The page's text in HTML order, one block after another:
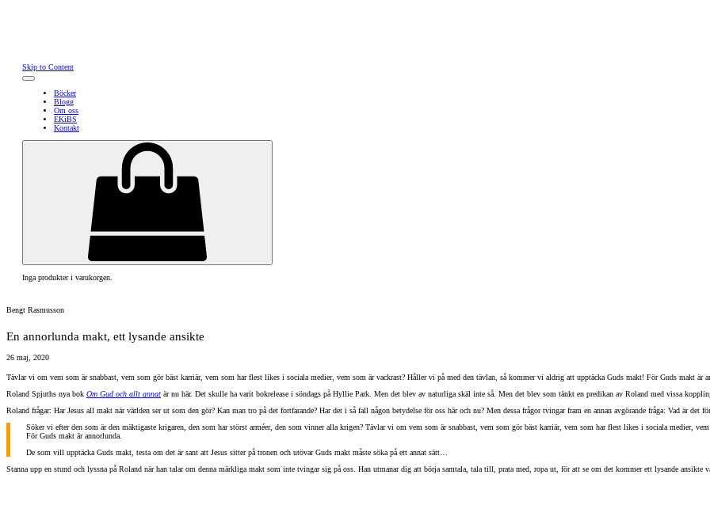
Skip to Content
Böcker
Blogg
Om oss
EKiBS
Kontakt
Inga produkter i varukorgen.
Bengt Rasmusson
En annorlunda makt, ett lysande ansikte
26 maj, 2020
Tävlar vi om vem som är snabbast, vem som gör bäst karriär, vem som har flest likes i sociala medier, vem som är vackrast? Håller vi på med den tävlan, så kommer vi aldrig att upptäcka Guds makt! För Guds makt är
Roland Spjuths nya bok Om Gud och allt annat är nu här. Det skulle ha varit bokrelease i söndags på Hyllie Park. Men det blev av naturliga skäl inte så. Men det blev som tänkt en predikan av Roland med vissa
Roland frågar: Har Jesus all makt när världen ser ut som den gör? Kan man tro på det fortfarande? Har det i så fall någon betydelse för oss här och nu? Men dessa frågor tvingar fram en annan avgörande fråga: Vad är det
Söker vi efter den som är den mäktigaste krigaren, den som har störst arméer, den som vinner alla krigen? Tävlar vi om vem som är snabbast, vem som gör bäst karriär, vem som har flest likes i sociala medier,
För Guds makt är annorlunda.
De som vill upptäcka Guds makt, testa om det är sant att Jesus sitter på tronen och utövar Guds makt måste söka på ett annat sätt…
Stanna upp en stund och lyssna på Roland när han talar om denna märkliga makt som inte tvingar sig på oss. Han utmanar dig att börja samtala, tala till, prata med, ropa ut, för att se om det kommer ett lysande